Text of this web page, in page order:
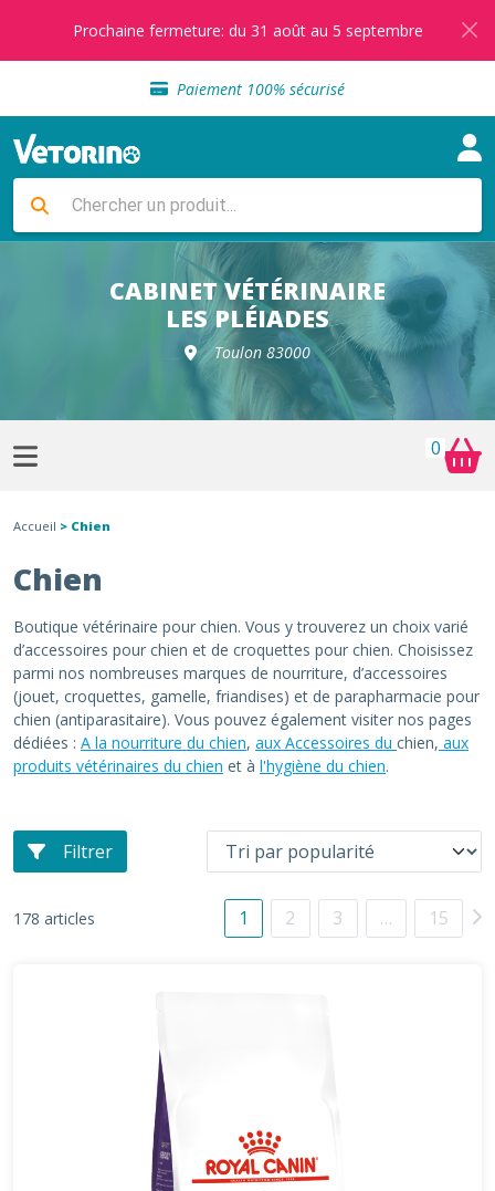
Prochaine fermeture: du 31 août au 5 septembre
Sélection de croquettes vétérinaire
Paiement 100% sécurisé
Livraison gratuite en clinique vétérinaire
Sélection de croquettes vétérinaire
Livraison gratuite en clinique vétérinaire
Retour gratuit en clinique
Sélection de croquettes vétérinaire
CABINET VÉTÉRINAIRE
LES PLÉIADES
Toulon 83000
0
Accueil > Chien
Chien
Boutique vétérinaire pour chien. Vous y trouverez un choix varié
d’accessoires pour chien et de croquettes pour chien. Choisissez
parmi nos nombreuses marques de nourriture, d’accessoires
(jouet, croquettes, gamelle, friandises) et de parapharmacie pour
chien (antiparasitaire). Vous pouvez également visiter nos pages
dédiées : A la nourriture du chien, aux Accessoires du chien, aux
produits vétérinaires du chien et à l'hygiène du chien.
Filtrer
178 articles 1 2 3 … 15